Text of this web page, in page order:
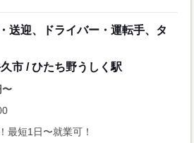
送迎、ドライバー・運転手、タ
市 / ひたち野うしく駅
〜
最短1日〜就業可！